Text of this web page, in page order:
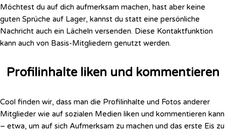
Möchtest du auf dich aufmerksam machen, hast aber keine
guten Sprüche auf Lager, kannst du statt eine persönliche
Nachricht auch ein Lächeln versenden. Diese Kontaktfunktion
kann auch von Basis-Mitgliedern genutzt werden.
Profilinhalte liken und kommentieren
Cool finden wir, dass man die Profilinhalte und Fotos anderer
Mitglieder wie auf sozialen Medien liken und kommentieren kann
– etwa, um auf sich Aufmerksam zu machen und das erste Eis zu